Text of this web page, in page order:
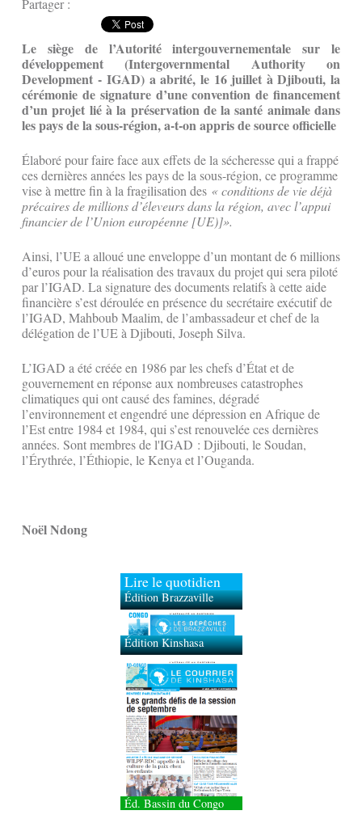
Partager :
Le siège de l’Autorité intergouvernementale sur le
développement (Intergovernmental Authority on
Development - IGAD) a abrité, le 16 juillet à Djibouti, la
cérémonie de signature d’une convention de financement
d’un projet lié à la préservation de la santé animale dans
les pays de la sous-région, a-t-on appris de source officielle
Élaboré pour faire face aux effets de la sécheresse qui a frappé
ces dernières années les pays de la sous-région, ce programme
vise à mettre fin à la fragilisation des « conditions de vie déjà
précaires de millions d’éleveurs dans la région, avec l’appui
financier de l’Union européenne [UE)]».
Ainsi, l’UE a alloué une enveloppe d’un montant de 6 millions
d’euros pour la réalisation des travaux du projet qui sera piloté
par l’IGAD. La signature des documents relatifs à cette aide
financière s’est déroulée en présence du secrétaire exécutif de
l’IGAD, Mahboub Maalim, de l’ambassadeur et chef de la
délégation de l’UE à Djibouti, Joseph Silva.
L’IGAD a été créée en 1986 par les chefs d’État et de
gouvernement en réponse aux nombreuses catastrophes
climatiques qui ont causé des famines, dégradé
l’environnement et engendré une dépression en Afrique de
l’Est entre 1984 et 1984, qui s’est renouvelée ces dernières
années. Sont membres de l'IGAD : Djibouti, le Soudan,
l’Érythrée, l’Éthiopie, le Kenya et l’Ouganda.
Noël Ndong
Lire le quotidien
Édition Brazzaville
Édition Kinshasa
Éd. Bassin du Congo